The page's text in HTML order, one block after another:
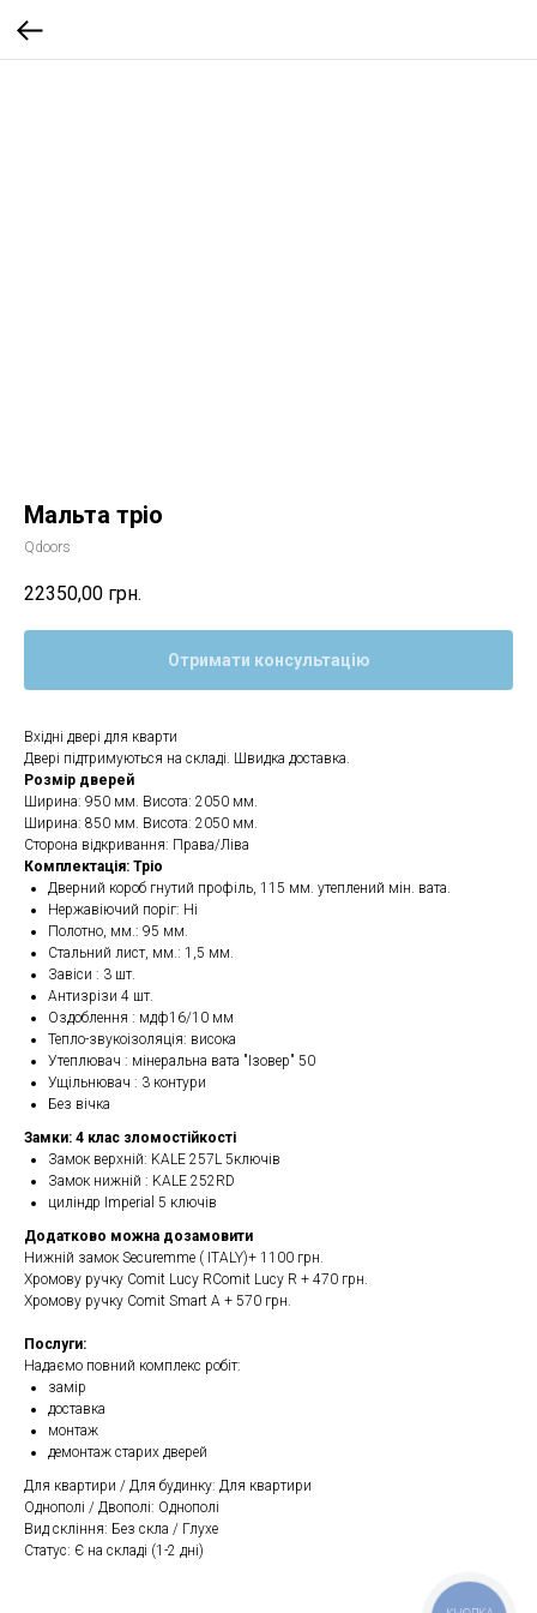
Мальта тріо
Qdoors
22350,00 грн.
Отримати консультацію
Вхідні двері для кварти
Двері підтримуються на складі. Швидка доставка.
Розмір дверей
Ширина: 950 мм. Висота: 2050 мм.
Ширина: 850 мм. Висота: 2050 мм.
Сторона відкривання: Права/Ліва
Комплектація: Тріо
Дверний короб гнутий профіль, 115 мм. утеплений мін. вата.
Нержавіючий поріг: Ні
Полотно, мм.: 95 мм.
Стальний лист, мм.: 1,5 мм.
Завіси : 3 шт.
Антизрізи 4 шт.
Оздоблення : мдф16/10 мм
Тепло-звукоізоляція: висока
Утеплювач : мінеральна вата "Ізовер" 50
Ущільнювач : 3 контури
Без вічка
Замки: 4 клас зломостійкості
Замок верхній: KALE 257L 5ключів
Замок нижній : KALE 252RD
циліндр Imperial 5 ключів
Додатково можна дозамовити
Нижній замок Securemme ( ITALY)+ 1100 грн.
Хромову ручку Comit Lucy RComit Lucy R + 470 грн.
Хромову ручку Comit Smart A + 570 грн.
Послуги:
Надаємо повний комплекс робіт:
замір
доставка
монтаж
демонтаж старих дверей
Для квартири / Для будинку: Для квартири
Однополі / Двополі: Однополі
Вид скління: Без скла / Глухе
Статус: Є на складі (1-2 дні)